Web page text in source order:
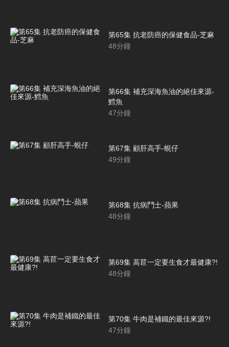
第65集 抗老防癌的保健食品-芝麻
48分鐘
第66集 補充深海魚油的絕佳來源-
鱈魚
47分鐘
第67集 顧肝高手-蜆仔
49分鐘
第68集 抗病鬥士-蘋果
48分鐘
第69集 萵苣一定要生食才最健康?!
48分鐘
第70集 牛肉是補鐵的最佳來源?!
47分鐘